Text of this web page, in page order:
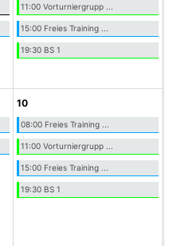
11:00 Vorturniergrupp ...
15:00 Freies Training ...
19:30 BS 1
10
08:00 Freies Training ...
11:00 Vorturniergrupp ...
15:00 Freies Training ...
19:30 BS 1